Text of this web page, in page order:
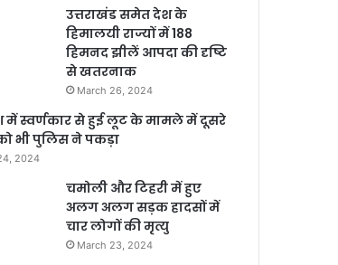
उत्तराखंड समेत देश के
हिमालयी राज्यों में 188
हिमनद झीलें आपदा की दृष्टि
से खतरनाक
March 26, 2024
स्वर्णकार से हुई लूट के मामले में दूसरे
भी पुलिस ने पकड़ा
2024
चमोली और टिहरी में हुए
अलग अलग सड़क हादसों में
चार लोगों की मृत्यु
March 23, 2024